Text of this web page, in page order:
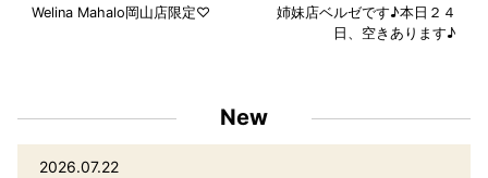
Welina Mahalo岡山店限定♡
姉妹店ベルゼです♪本日２４
日、空きあります♪
New
2026.07.22